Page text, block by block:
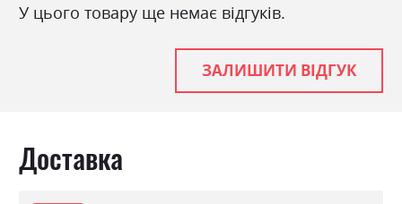
Колір (Фасад):
дуб крафт/земля
дуб крафт
У цього товару ще немає відгуків.
ЗАЛИШИТИ ВІДГУК
Доставка